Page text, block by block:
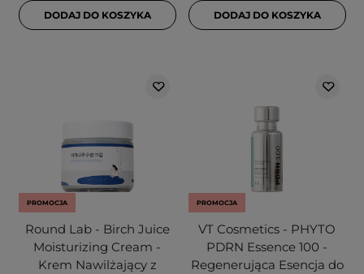
DODAJ DO KOSZYKA DODAJ DO KOSZYKA
PROMOCJA
Round Lab - Birch Juice
Moisturizing Cream -
Krem Nawilżający z
PROMOCJA
VT Cosmetics - PHYTO
PDRN Essence 100 -
Regenerująca Esencja do